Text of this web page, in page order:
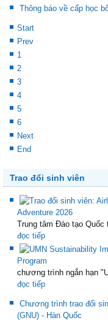
Thông báo về cấp học
Start
Prev
1
2
3
4
5
6
Next
End
Trao đổi sinh viên
Adventure 2026
Trung tâm Đào tạo Quốc
đọc tiếp
Program
chương trình ngắn hạn
đọc tiếp
Chương trình trao đổi
(GNU) - Hàn Quốc